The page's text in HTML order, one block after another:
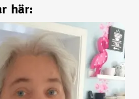
här: